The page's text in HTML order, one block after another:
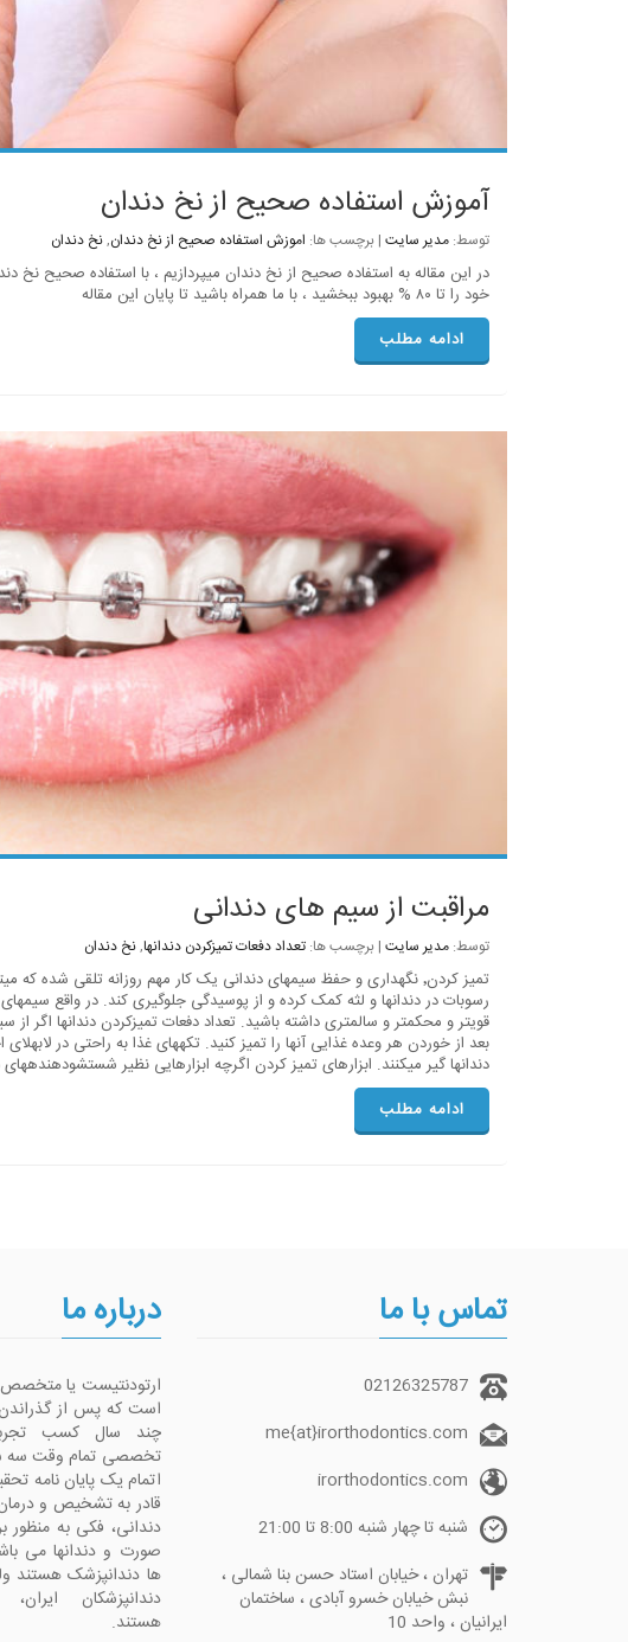
آموزش استفاده صحیح از نخ دندان
توسط: مدیر سایت | برچسب ها: اموزش استفاده صحیح از نخ دندان,نخ دندان
در این مقاله به استفاده صحیح از نخ دندان میپردازیم ، با استفاده صحیح نخ
خود را تا ۸۰ % بهبود ببخشید ، با ما همراه باشید تا پایان این مقاله
ادامه مطلب
مراقبت از سیم های دندانی
توسط: مدیر سایت | برچسب ها: تعداد دفعات تمیزکردن دندانها,نخ دندان
تمیز کردن٬ نگهداری و حفظ سیمهای دندانی یک کار مهم روزانه تلقی شده که
رسوبات در دندانها و لثه کمک کرده و از پوسیدگی جلوگیری کند. در واقع
بعد از خوردن هر وعده غذایی آنها را تمیز کنید. تکههای غذا به راحتی در
دندانها گیر میکنند. ابزارهای تمیز کردن اگرچه ابزارهایی نظیر
ادامه مطلب
درباره ما
ارتودنتیست یا متخصص
چند سال کسب
تخصصی تمام وقت سه
اتمام یک پایان نامه
قادر به تشخیص و
دندانی، فکی به منظور
صورت و دندانها می
دندانپزشکان
هستند.
تماس با ما
02126325787
me{at}irorthodontics.com
irorthodontics.com
شنبه تا چهار شنبه 8:00 تا 21:00
تهران ، خیابان استاد حسن بنا شمالی ،
نبش خیابان خسرو آبادی ، ساختمان
ایرانیان ، واحد 10